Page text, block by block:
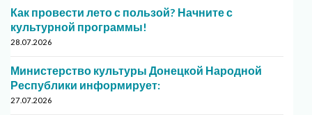
Как провести лето с пользой? Начните с
культурной программы!
28.07.2026
Министерство культуры Донецкой Народной
Республики информирует:
27.07.2026